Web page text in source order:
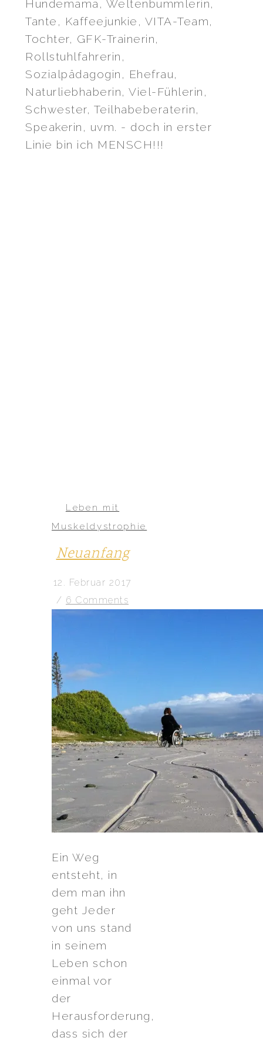
Hundemama, Weltenbummlerin,
Tante, Kaffeejunkie, VITA-Team,
Tochter, GFK-Trainerin,
Rollstuhlfahrerin,
Sozialpädagogin, Ehefrau,
Naturliebhaberin, Viel-Fühlerin,
Schwester, Teilhabeberaterin,
Speakerin, uvm. - doch in erster
Linie bin ich MENSCH!!!
Leben mit
Muskeldystrophie
Neuanfang
12. Februar 2017
/ 6 Comments
Ein Weg
entsteht, in
dem man ihn
geht Jeder
von uns stand
in seinem
Leben schon
einmal vor
der
Herausforderung,
dass sich der